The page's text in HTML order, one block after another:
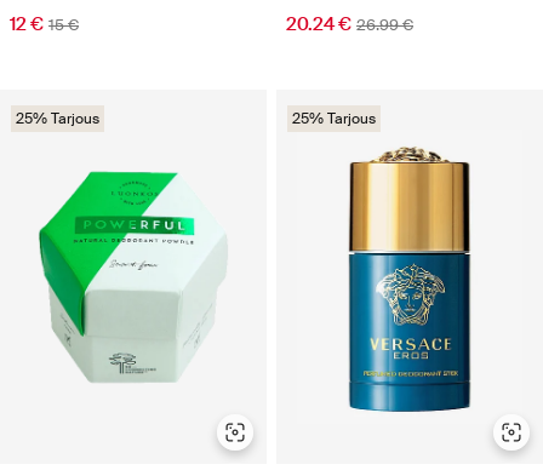
12 € 15 € 20.24 € 26.99 €
25% Tarjous 25% Tarjous